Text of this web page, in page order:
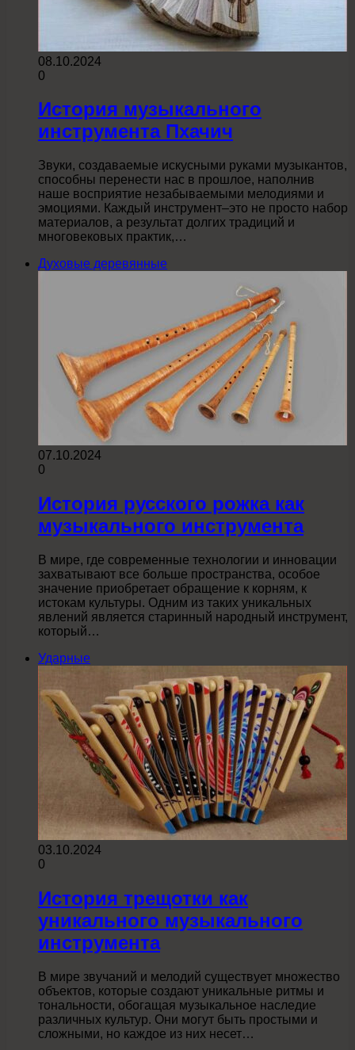
08.10.2024
0
История музыкального
инструмента Пхачич
Звуки, создаваемые искусными руками музыкантов,
способны перенести нас в прошлое, наполнив
наше восприятие незабываемыми мелодиями и
эмоциями. Каждый инструмент–это не просто набор
материалов, а результат долгих традиций и
многовековых практик,…
Духовые деревянные
07.10.2024
0
История русского рожка как
музыкального инструмента
В мире, где современные технологии и инновации
захватывают все больше пространства, особое
значение приобретает обращение к корням, к
истокам культуры. Одним из таких уникальных
явлений является старинный народный инструмент,
который…
Ударные
03.10.2024
0
История трещотки как
уникального музыкального
инструмента
В мире звучаний и мелодий существует множество
объектов, которые создают уникальные ритмы и
тональности, обогащая музыкальное наследие
различных культур. Они могут быть простыми и
сложными, но каждое из них несет…